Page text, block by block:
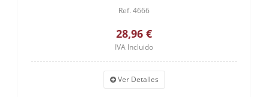
Ref. 4666
28,96 €
IVA Incluido
Ver Detalles